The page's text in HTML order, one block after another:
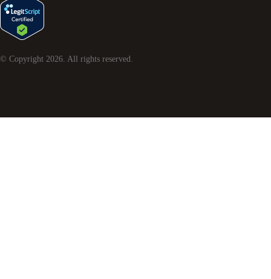
© Copyright 2026. All rights reserved.